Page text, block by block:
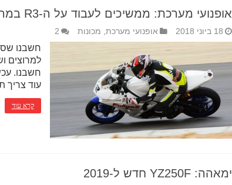
אופנועי מערכת: ממשיכים לעבוד על ה-R3 במרץ
18 ביוני 2018 אופנועי מערכת, מכונות 2
למרוצים
חשבנו.
עוד צריך
קרא עוד
ימאהה: YZ250F חדש ל-2019